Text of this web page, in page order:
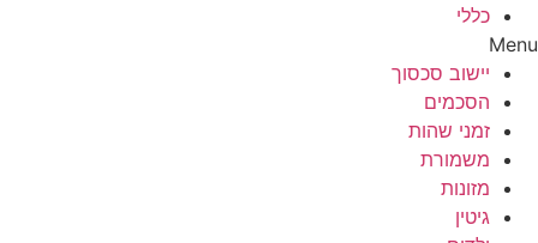
כללי
Menu
יישוב סכסוך
הסכמים
זמני שהות
משמורת
מזונות
גיטין